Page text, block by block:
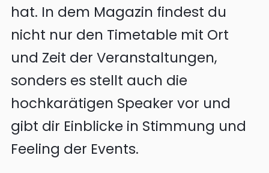
hat. In dem Magazin findest du
nicht nur den Timetable mit Ort
und Zeit der Veranstaltungen,
sonders es stellt auch die
hochkarätigen Speaker vor und
gibt dir Einblicke in Stimmung und
Feeling der Events.